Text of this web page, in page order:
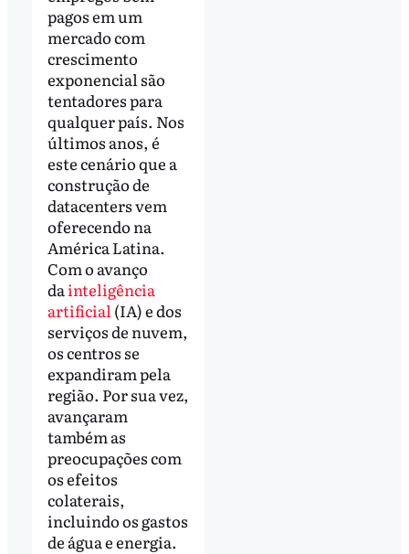
pagos em um
mercado com
crescimento
exponencial são
tentadores para
qualquer país. Nos
últimos anos, é
este cenário que a
construção de
datacenters vem
oferecendo na
América Latina.
Com o avanço
da inteligência
artificial (IA) e dos
serviços de nuvem,
os centros se
expandiram pela
região. Por sua vez,
avançaram
também as
preocupações com
os efeitos
colaterais,
incluindo os gastos
de água e energia.